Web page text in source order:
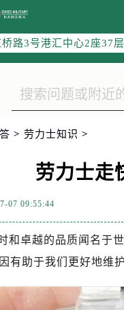
京东路299号宏伊国际广
东路299号宏伊国际广
桥路3号港汇中心2座37
> 劳力士知识 >
劳力士走
07 09:55:44
和卓越的品质闻名于
有助于我们更好地维